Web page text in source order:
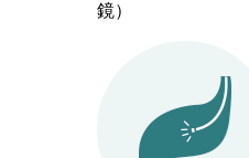
鏡）